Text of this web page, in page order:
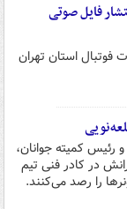
فایل صوتی
فوتبال استان تهران
کمیته جوانان،
در کادر فنی تیم
را رصد می‌کنند.